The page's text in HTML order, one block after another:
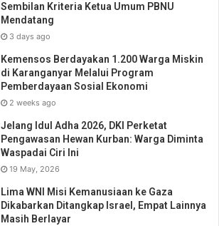
Sembilan Kriteria Ketua Umum PBNU
Mendatang
3 days ago
Kemensos Berdayakan 1.200 Warga Miskin
di Karanganyar Melalui Program
Pemberdayaan Sosial Ekonomi
2 weeks ago
Jelang Idul Adha 2026, DKI Perketat
Pengawasan Hewan Kurban: Warga Diminta
Waspadai Ciri Ini
19 May, 2026
Lima WNI Misi Kemanusiaan ke Gaza
Dikabarkan Ditangkap Israel, Empat Lainnya
Masih Berlayar